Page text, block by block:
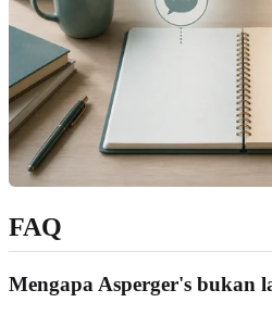
FAQ
Mengapa Asperger's bukan